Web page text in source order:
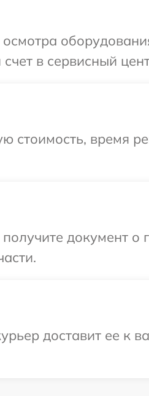
в сервисный
стоимость, время
документ о
доставит ее к